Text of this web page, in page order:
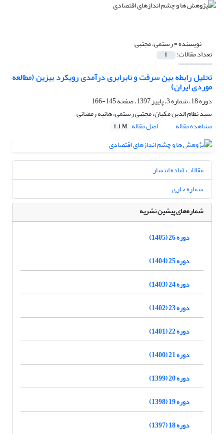
نویسنده =رستمی، مجتبی
تعداد مقالات: 1
تحلیل رابطه بین سرقت و نابرابری درآمدی رویکرد بیزین (مطالعه
موردی ایران)
دوره 18، شماره 3، پاییز 1397، صفحه
145-166
سید نظام الدین مکیان، مجتبی رستمی، هانیه رمضانی
مشاهده مقاله
اصل مقاله 1.1 M
مقالات آماده انتشار
شماره جاری
شماره‌های پیشین نشریه
دوره 26 (1405)
دوره 25 (1404)
دوره 24 (1403)
دوره 23 (1402)
دوره 22 (1401)
دوره 21 (1400)
دوره 20 (1399)
دوره 19 (1398)
دوره 18 (1397)